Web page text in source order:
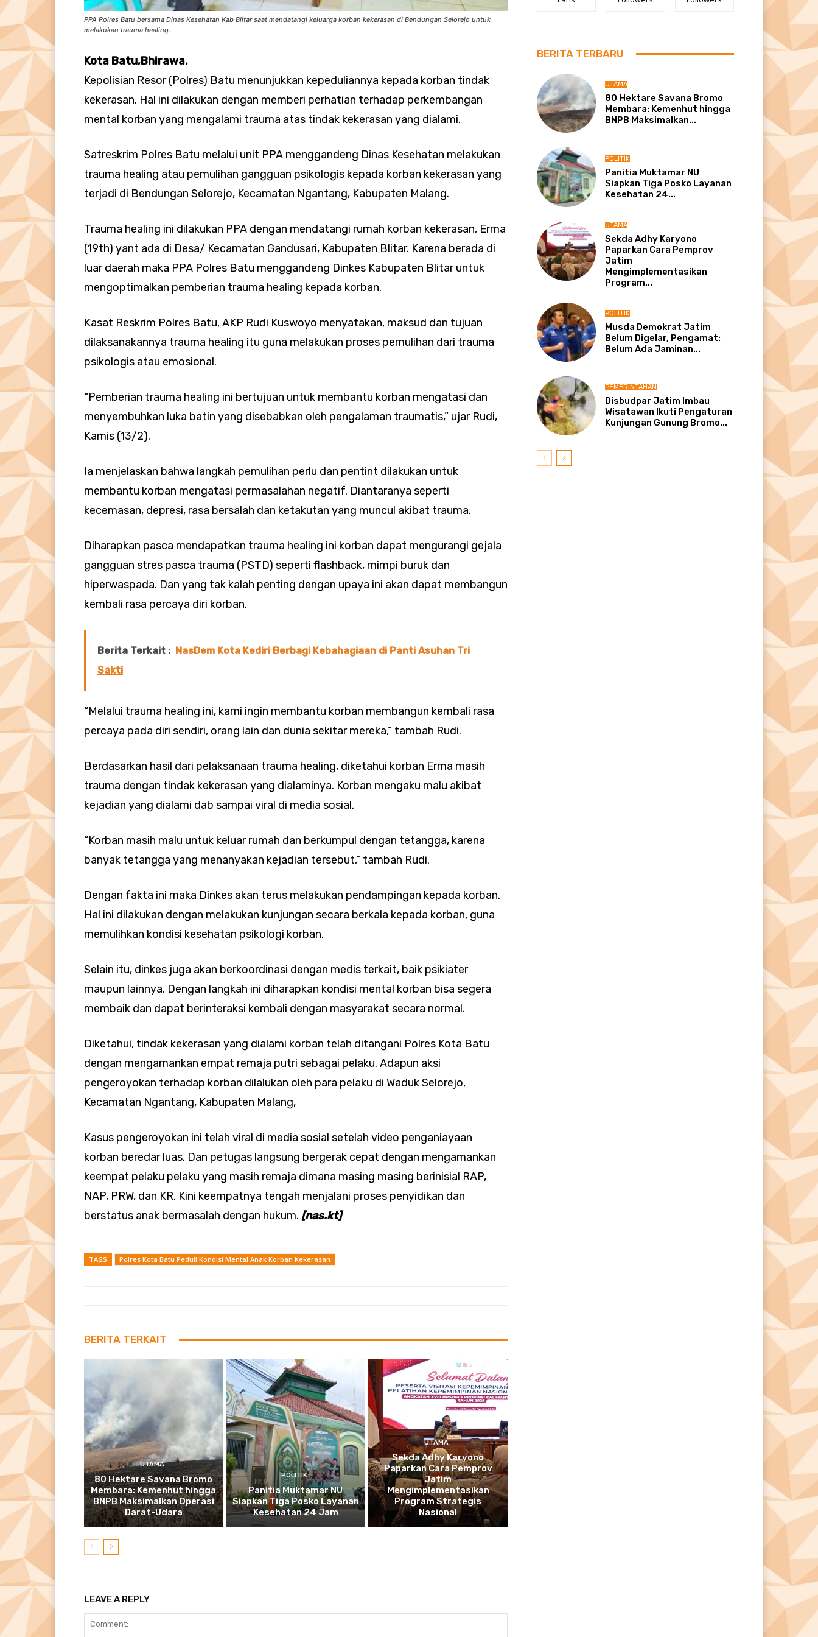
PPA Polres Batu bersama Dinas Kesehatan Kab Blitar saat mendatangi keluarga korban kekerasan di Bendungan Selorejo untuk
melakukan trauma healing.
Kota Batu,Bhirawa.
Kepolisian Resor (Polres) Batu menunjukkan kepeduliannya kepada korban tindak
kekerasan. Hal ini dilakukan dengan memberi perhatian terhadap perkembangan
mental korban yang mengalami trauma atas tindak kekerasan yang dialami.
Satreskrim Polres Batu melalui unit PPA menggandeng Dinas Kesehatan melakukan
trauma healing atau pemulihan gangguan psikologis kepada korban kekerasan yang
terjadi di Bendungan Selorejo, Kecamatan Ngantang, Kabupaten Malang.
Trauma healing ini dilakukan PPA dengan mendatangi rumah korban kekerasan, Erma
(19th) yant ada di Desa/ Kecamatan Gandusari, Kabupaten Blitar. Karena berada di
luar daerah maka PPA Polres Batu menggandeng Dinkes Kabupaten Blitar untuk
mengoptimalkan pemberian trauma healing kepada korban.
Kasat Reskrim Polres Batu, AKP Rudi Kuswoyo menyatakan, maksud dan tujuan
dilaksanakannya trauma healing itu guna melakukan proses pemulihan dari trauma
psikologis atau emosional.
“Pemberian trauma healing ini bertujuan untuk membantu korban mengatasi dan
menyembuhkan luka batin yang disebabkan oleh pengalaman traumatis,” ujar Rudi,
Kamis (13/2).
Ia menjelaskan bahwa langkah pemulihan perlu dan pentint dilakukan untuk
membantu korban mengatasi permasalahan negatif. Diantaranya seperti
kecemasan, depresi, rasa bersalah dan ketakutan yang muncul akibat trauma.
Diharapkan pasca mendapatkan trauma healing ini korban dapat mengurangi gejala
gangguan stres pasca trauma (PSTD) seperti flashback, mimpi buruk dan
hiperwaspada. Dan yang tak kalah penting dengan upaya ini akan dapat membangun
kembali rasa percaya diri korban.
Berita Terkait : NasDem Kota Kediri Berbagi Kebahagiaan di Panti Asuhan Tri
Sakti
“Melalui trauma healing ini, kami ingin membantu korban membangun kembali rasa
percaya pada diri sendiri, orang lain dan dunia sekitar mereka,” tambah Rudi.
Berdasarkan hasil dari pelaksanaan trauma healing, diketahui korban Erma masih
trauma dengan tindak kekerasan yang dialaminya. Korban mengaku malu akibat
kejadian yang dialami dab sampai viral di media sosial.
“Korban masih malu untuk keluar rumah dan berkumpul dengan tetangga, karena
banyak tetangga yang menanyakan kejadian tersebut,” tambah Rudi.
Dengan fakta ini maka Dinkes akan terus melakukan pendampingan kepada korban.
Hal ini dilakukan dengan melakukan kunjungan secara berkala kepada korban, guna
memulihkan kondisi kesehatan psikologi korban.
Selain itu, dinkes juga akan berkoordinasi dengan medis terkait, baik psikiater
maupun lainnya. Dengan langkah ini diharapkan kondisi mental korban bisa segera
membaik dan dapat berinteraksi kembali dengan masyarakat secara normal.
Diketahui, tindak kekerasan yang dialami korban telah ditangani Polres Kota Batu
dengan mengamankan empat remaja putri sebagai pelaku. Adapun aksi
pengeroyokan terhadap korban dilalukan oleh para pelaku di Waduk Selorejo,
Kecamatan Ngantang, Kabupaten Malang,
Kasus pengeroyokan ini telah viral di media sosial setelah video penganiayaan
korban beredar luas. Dan petugas langsung bergerak cepat dengan mengamankan
keempat pelaku pelaku yang masih remaja dimana masing masing berinisial RAP,
NAP, PRW, dan KR. Kini keempatnya tengah menjalani proses penyidikan dan
berstatus anak bermasalah dengan hukum. [nas.kt]
TAGS Polres Kota Batu Peduli Kondisi Mental Anak Korban Kekerasan
BERITA TERKAIT
UTAMA
80 Hektare Savana Bromo
Membara: Kemenhut hingga
BNPB Maksimalkan Operasi
Darat-Udara
POLITIK
Panitia Muktamar NU
Siapkan Tiga Posko Layanan
Kesehatan 24 Jam
UTAMA
Sekda Adhy Karyono
Paparkan Cara Pemprov
Jatim
Mengimplementasikan
Program Strategis
Nasional
LEAVE A REPLY
BERITA TERBARU
UTAMA
80 Hektare Savana Bromo
Membara: Kemenhut hingga
BNPB Maksimalkan...
POLITIK
Panitia Muktamar NU
Siapkan Tiga Posko Layanan
Kesehatan 24...
UTAMA
Sekda Adhy Karyono
Paparkan Cara Pemprov
Jatim
Mengimplementasikan
Program...
POLITIK
Musda Demokrat Jatim
Belum Digelar, Pengamat:
Belum Ada Jaminan...
PEMERINTAHAN
Disbudpar Jatim Imbau
Wisatawan Ikuti Pengaturan
Kunjungan Gunung Bromo...